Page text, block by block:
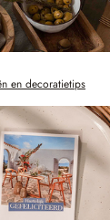
en decoratietips